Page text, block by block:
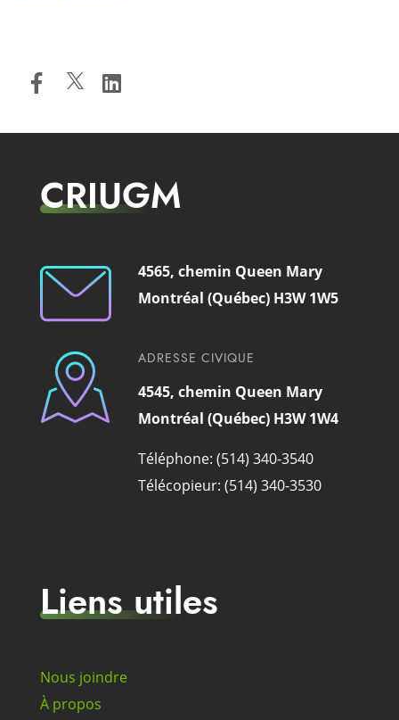
CRIUGM
4565, chemin Queen Mary
Montréal (Québec) H3W 1W5
ADRESSE CIVIQUE
4545, chemin Queen Mary
Montréal (Québec) H3W 1W4
Téléphone: (514) 340-3540
Télécopieur: (514) 340-3530
Liens utiles
Nous joindre
À propos